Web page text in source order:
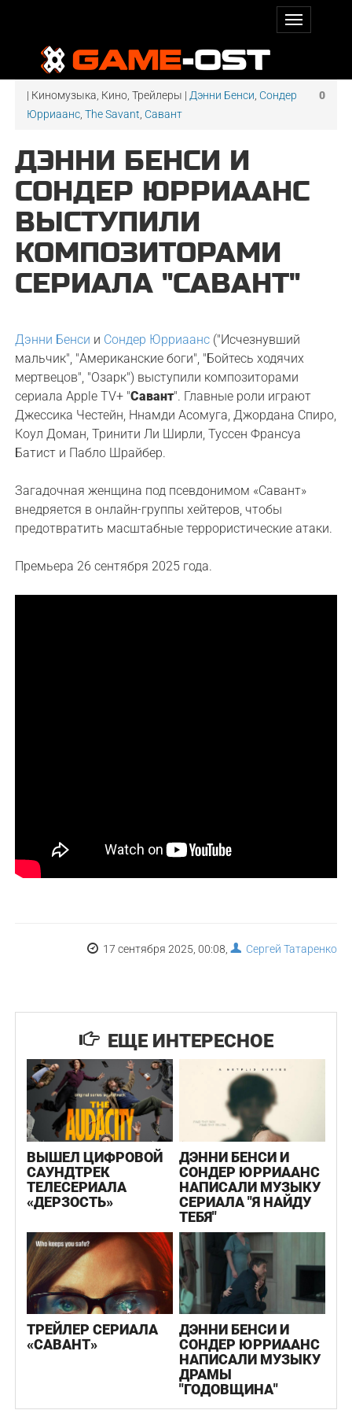
0
| Киномузыка, Кино, Трейлеры | Дэнни Бенси Сондер
Юрриаанс ,The Savant Савант
ДЭННИ БЕНСИ И
СОНДЕР ЮРРИААНС
ВЫСТУПИЛИ
КОМПОЗИТОРАМИ
СЕРИАЛА "САВАНТ"
Дэнни Бенси и Сондер Юрриаанс ("Исчезнувший
мальчик", "Американские боги", "Бойтесь ходячих
мертвецов", "Озарк") выступили композиторами
сериала Apple TV+ "Савант". Главные роли играют
Джессика Честейн, Ннамди Асомуга, Джордана Спиро,
Коул Доман, Тринити Ли Ширли, Туссен Франсуа
Батист и Пабло Шрайбер.
Загадочная женщина под псевдонимом «Савант»
внедряется в онлайн-группы хейтеров, чтобы
предотвратить масштабные террористические атаки.
Премьера 26 сентября 2025 года.
17 сентября 2025, 00:08, Сергей Татаренко
ЕЩЕ ИНТЕРЕСНОЕ
ВЫШЕЛ ЦИФРОВОЙ
САУНДТРЕК
ТЕЛЕСЕРИАЛА
«ДЕРЗОСТЬ»
ДЭННИ БЕНСИ И
СОНДЕР ЮРРИААНС
НАПИСАЛИ МУЗЫКУ
СЕРИАЛА "Я НАЙДУ
ТЕБЯ"
ТРЕЙЛЕР СЕРИАЛА
«САВАНТ»
ДЭННИ БЕНСИ И
СОНДЕР ЮРРИААНС
НАПИСАЛИ МУЗЫКУ
ДРАМЫ
"ГОДОВЩИНА"